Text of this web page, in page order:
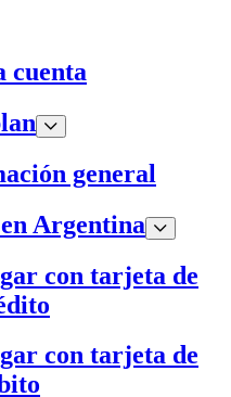
cuenta
general
Argentina
con tarjeta de
con tarjeta de